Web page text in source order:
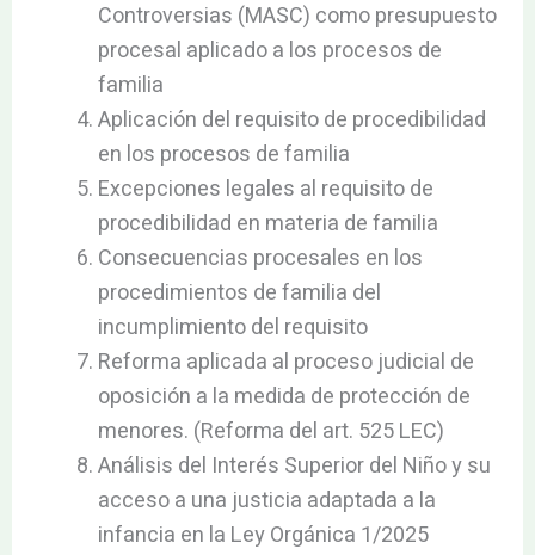
Controversias (MASC) como presupuesto
procesal aplicado a los procesos de
familia
Aplicación del requisito de procedibilidad
en los procesos de familia
Excepciones legales al requisito de
procedibilidad en materia de familia
Consecuencias procesales en los
procedimientos de familia del
incumplimiento del requisito
Reforma aplicada al proceso judicial de
oposición a la medida de protección de
menores. (Reforma del art. 525 LEC)
Análisis del Interés Superior del Niño y su
acceso a una justicia adaptada a la
infancia en la Ley Orgánica 1/2025